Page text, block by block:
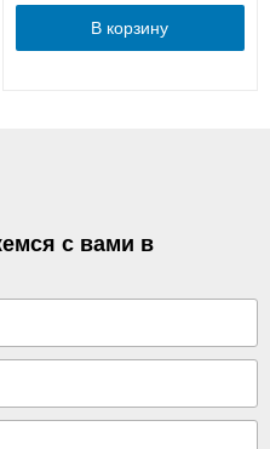
В корзину
с вами в